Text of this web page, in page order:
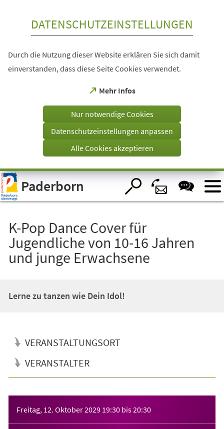
Visuelle
Assistenzsoftware
öffnen.
DATENSCHUTZEINSTELLUNGEN
Durch die Nutzung dieser Website erklären Sie sich damit
einverstanden, dass diese Seite Cookies verwendet.
Mehr Infos
(Öffnet
einem
Tab)
Nur notwendige Cookies
Datenschutzeinstellungen anpassen
Alle Cookies akzeptieren
Paderborn
K-Pop Dance Cover für
Jugendliche von 10-16 Jahren
und junge Erwachsene
Lerne zu tanzen wie Dein Idol!
VERANSTALTUNGSORT
VERANSTALTER
Freitag, 12. Oktober 2029 19:30 bis20:30